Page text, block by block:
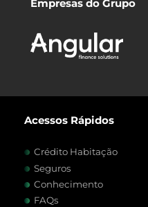
Empresas do Grupo
Acessos Rápidos
Crédito Habitação
Seguros
Conhecimento
FAQs